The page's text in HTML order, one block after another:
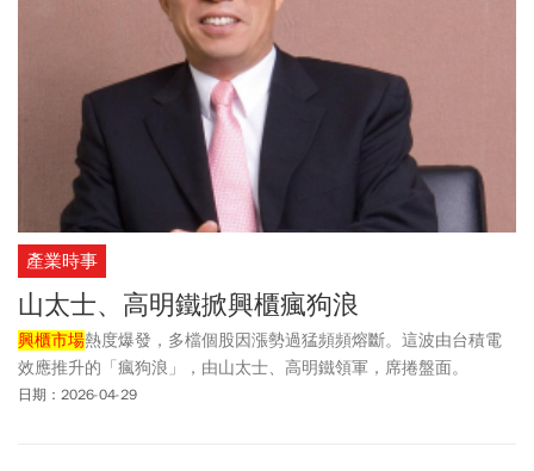
產業時事
山太士、高明鐵掀興櫃瘋狗浪
興櫃市場熱度爆發，多檔個股因漲勢過猛頻頻熔斷。這波由台積電
效應推升的「瘋狗浪」，由山太士、高明鐵領軍，席捲盤面。
日期：2026-04-29